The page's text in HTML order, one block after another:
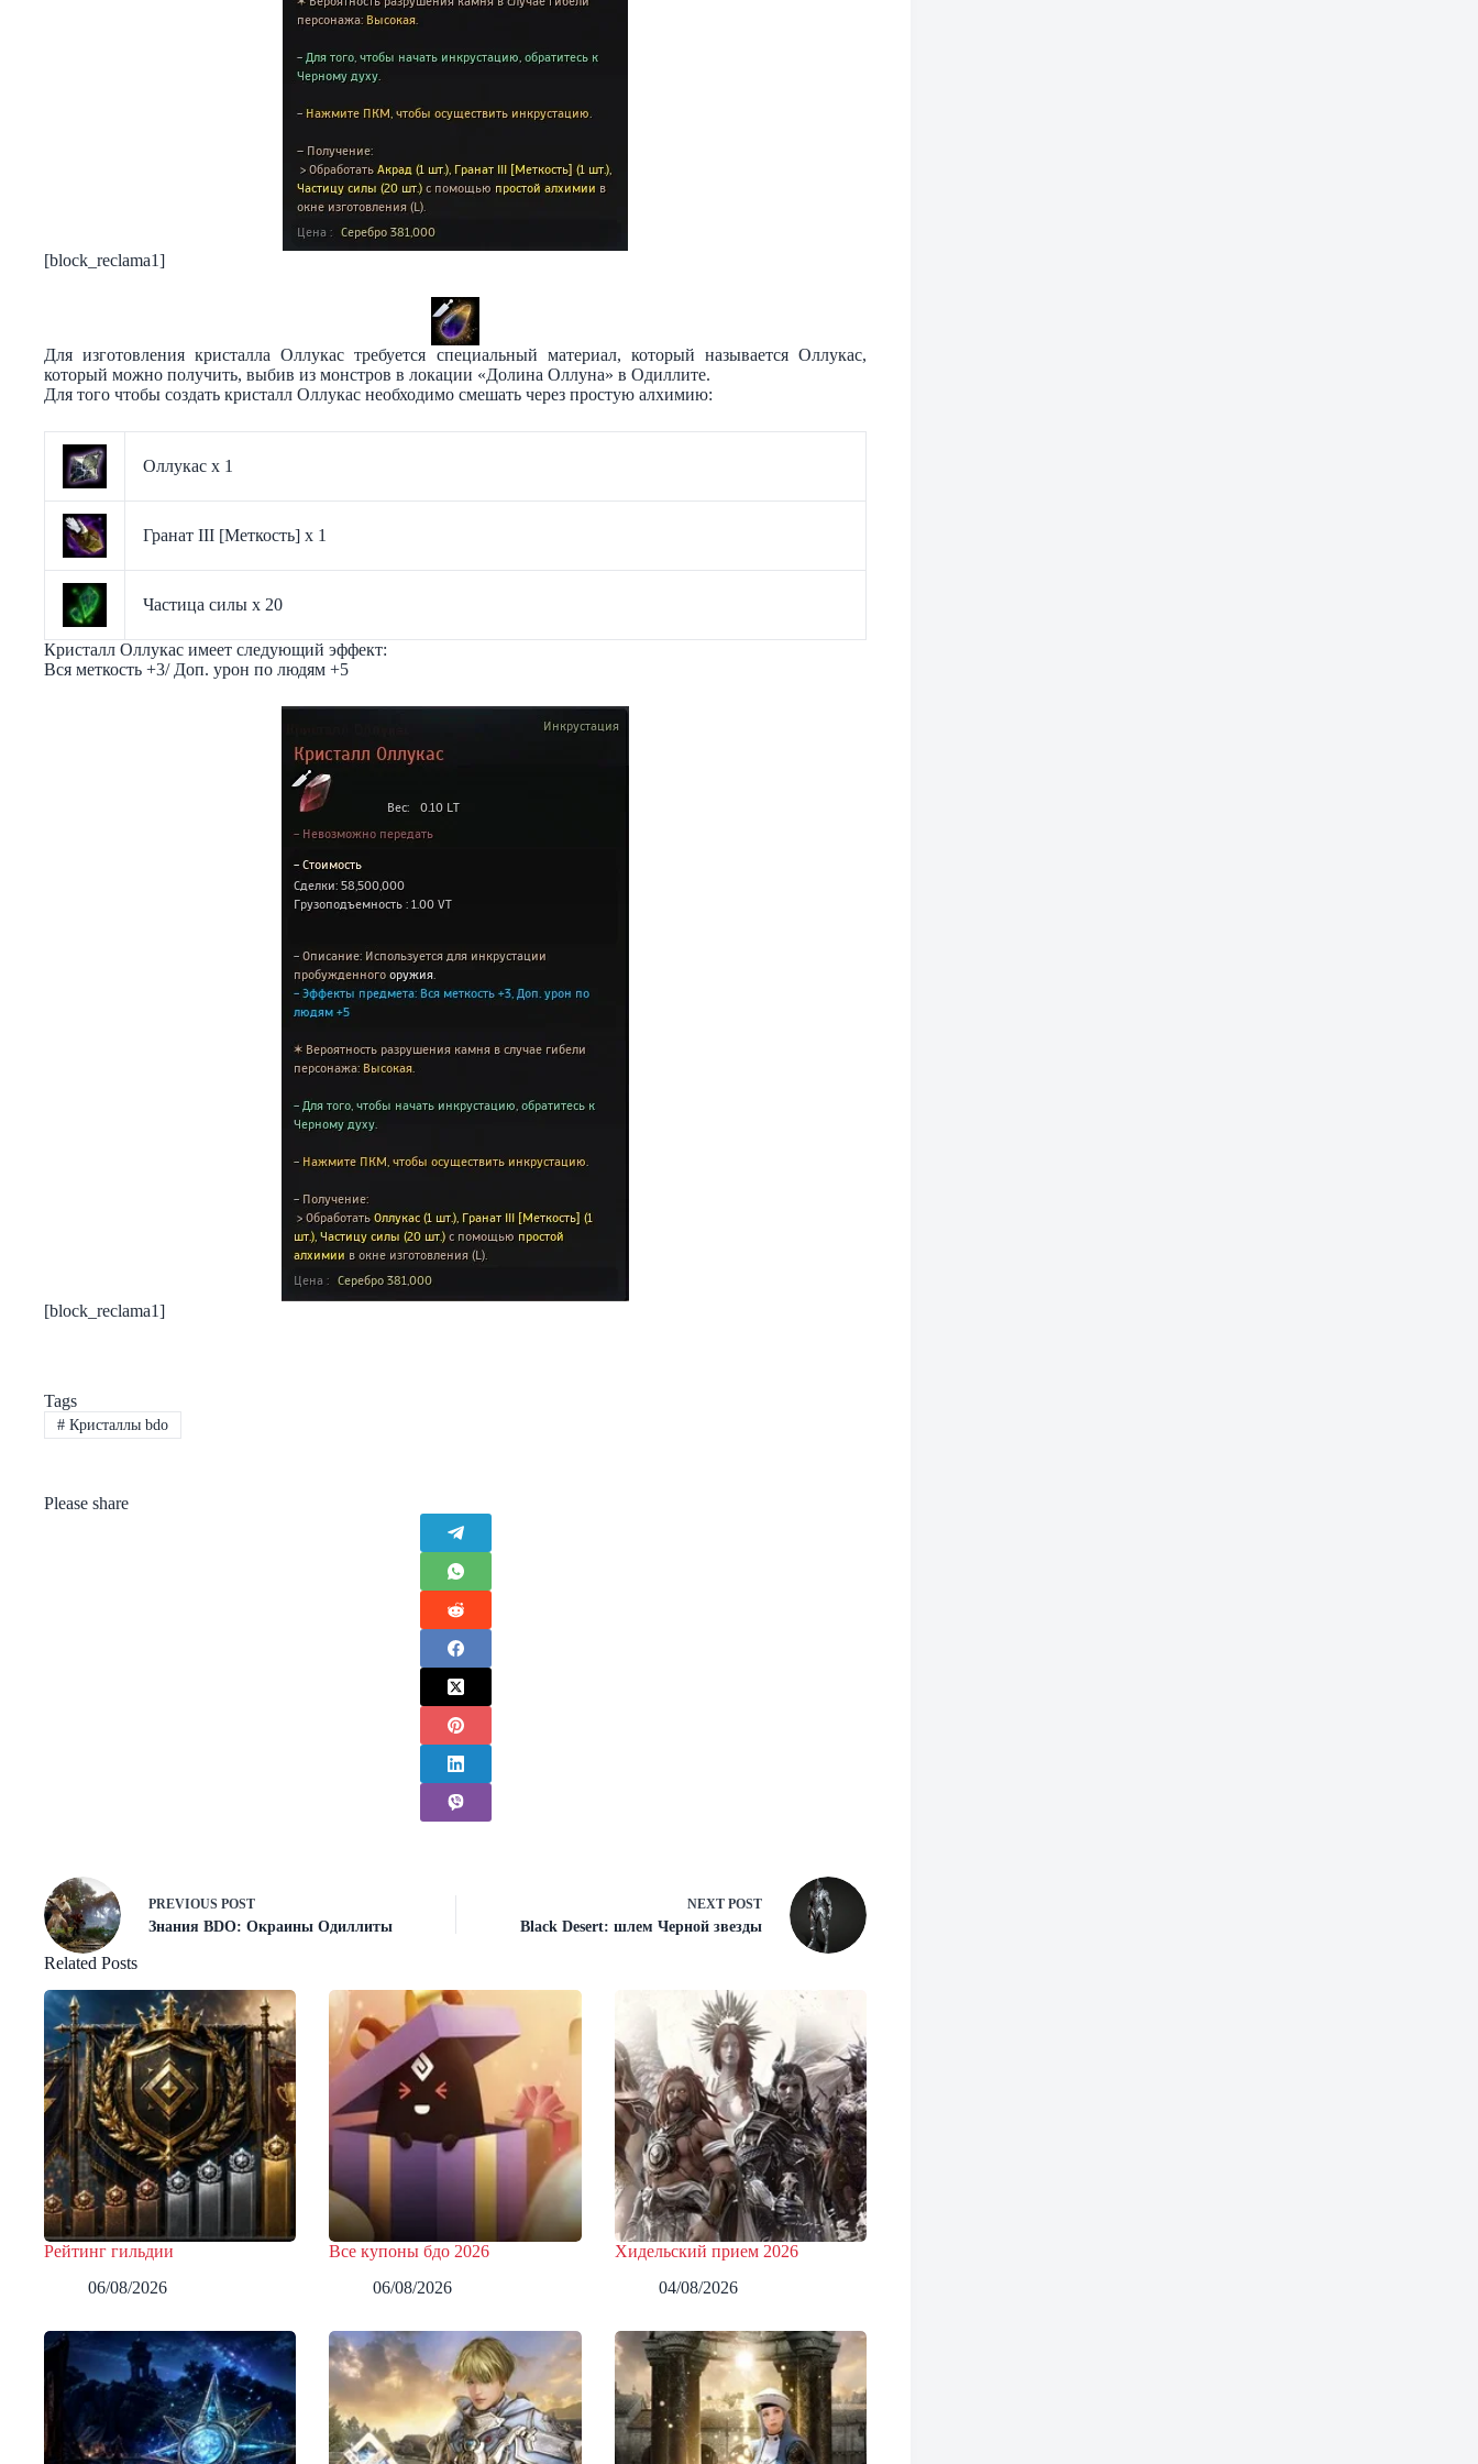
[block_reclama1]
Для изготовления кристалла Оллукас требуется специальный материал, который называется Оллукас,
который можно получить, выбив из монстров в локации «Долина Оллуна» в Одиллите.
Для того чтобы создать кристалл Оллукас необходимо смешать через простую алхимию:
Оллукас х 1
Гранат III [Меткость] х 1
Частица силы х 20
Кристалл Оллукас имеет следующий эффект:
Вся меткость +3/ Доп. урон по людям +5
[block_reclama1]
Tags
#Кристаллы bdo
Please share
PREVIOUS POST
Знания BDO: Окраины Одиллиты
NEXT POST
Black Desert: шлем Черной звезды
Related Posts
Рейтинг гильдии
06/08/2026
Все купоны бдо 2026
06/08/2026
Хидельский прием 2026
04/08/2026